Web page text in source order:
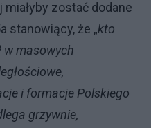
zostać dodane
stanowiący, że „kto
w masowych
i formacje Polskiego
grzywnie,